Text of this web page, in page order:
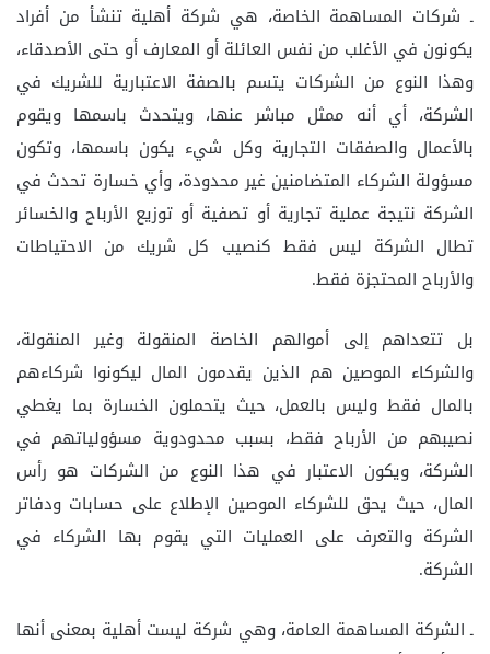
ـ شركات المساهمة الخاصة، هي شركة أهلية تنشأ من أفراد
يكونون في الأغلب من نفس العائلة أو المعارف أو حتى الأصدقاء،
وهذا النوع من الشركات يتسم بالصفة الاعتبارية للشريك في
الشركة، أي أنه ممثل مباشر عنها، ويتحدث باسمها ويقوم
بالأعمال والصفقات التجارية وكل شيء يكون باسمها، وتكون
مسؤولة الشركاء المتضامنين غير محدودة، وأي خسارة تحدث في
الشركة نتيجة عملية تجارية أو تصفية أو توزيع الأرباح والخسائر
تطال الشركة ليس فقط كنصيب كل شريك من الاحتياطات
والأرباح المحتجزة فقط.
بل تتعداهم إلى أموالهم الخاصة المنقولة وغير المنقولة،
والشركاء الموصين هم الذين يقدمون المال ليكونوا شركاءهم
بالمال فقط وليس بالعمل، حيث يتحملون الخسارة بما يغطي
نصيبهم من الأرباح فقط، بسبب محدودوية مسؤولياتهم في
الشركة، ويكون الاعتبار في هذا النوع من الشركات هو رأس
المال، حيث يحق للشركاء الموصين الإطلاع على حسابات ودفاتر
الشركة والتعرف على العمليات التي يقوم بها الشركاء في
الشركة.
ـ الشركة المساهمة العامة، وهي شركة ليست أهلية بمعنى أنها